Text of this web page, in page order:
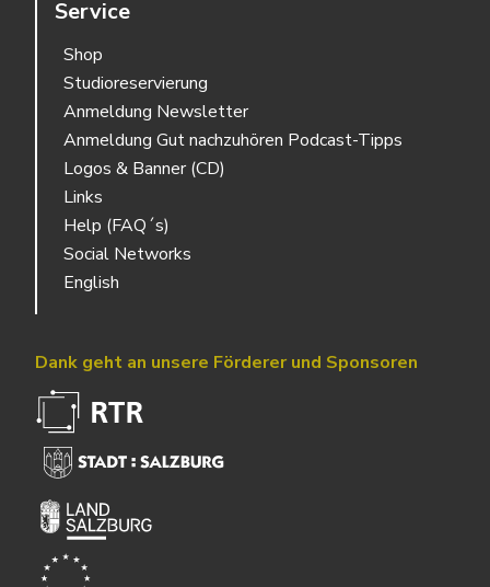
Service
Shop
Studioreservierung
Anmeldung Newsletter
Anmeldung Gut nachzuhören Podcast-Tipps
Logos & Banner (CD)
Links
Help (FAQ´s)
Social Networks
English
Dank geht an unsere Förderer und Sponsoren